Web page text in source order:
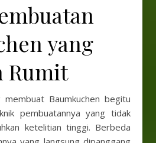
yang
Rumit
Baumkuchen begitu
pembuatannya yang tidak
ketelitian tinggi. Berbeda